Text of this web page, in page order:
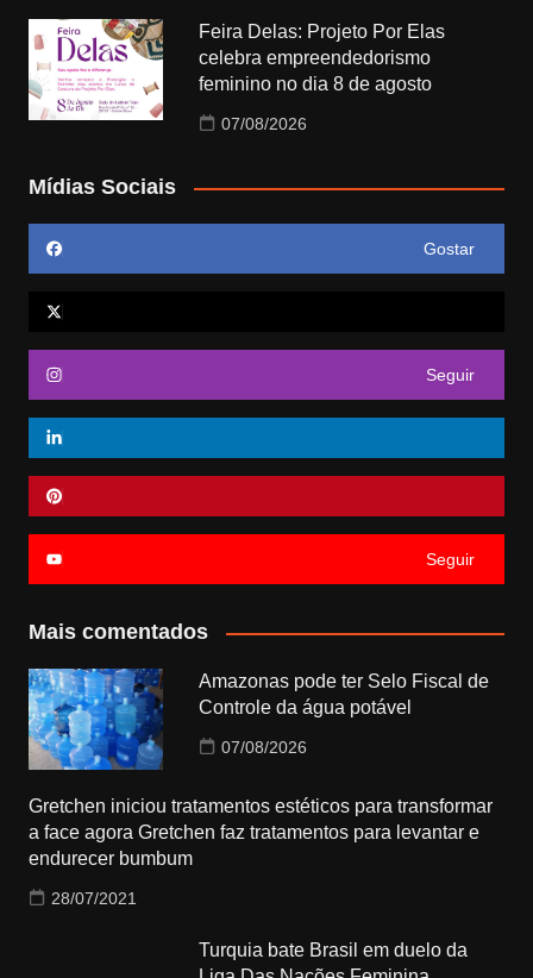
Feira Delas: Projeto Por Elas
celebra empreendedorismo
feminino no dia 8 de agosto
07/08/2026
Mídias Sociais
Gostar
Seguir
Seguir
Mais comentados
Amazonas pode ter Selo Fiscal de
Controle da água potável
07/08/2026
Gretchen iniciou tratamentos estéticos para transformar
a face agora Gretchen faz tratamentos para levantar e
endurecer bumbum
28/07/2021
Turquia bate Brasil em duelo da